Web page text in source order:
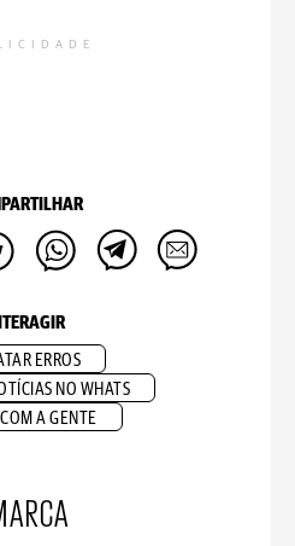
ERROS
NO WHATS
A GENTE